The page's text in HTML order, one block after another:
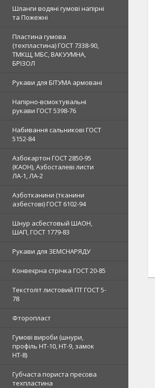
Шланги водяні гумові напірні
та Пожежні
Пластина гумова
(техпластина) ГОСТ 7338-90,
ТМКЩ, МБС, ВАКУУМНА,
БРІЗОЛ
Рукави для БІТУМА армовані
Напірно-всмоктувальні
рукави ГОСТ 5398-76
Набивання сальникові ГОСТ
5152-84
Азбокартон ГОСТ 2850-95
(КАОН), Азбосталеві листи
ЛА-1, ЛА-2
Азботканини (тканини
азбестові) ГОСТ 6102-94
Шнур асбестовый ШАОН,
ШАП, ГОСТ 1779-83
Рукави для ЗЕМСНАРЯДУ
Конвеєрна стрічка ГОСТ 20-85
Текстоліт листовий ПТ ГОСТ 5-
78
Фторопласт
Гумові вироби (шнури,
профіль НТ-10, НТ-9, замок
НТ-8)
Губчаста пориста пресова
техпластина